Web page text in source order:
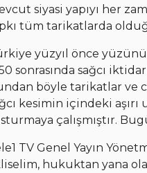
siyasi yapıyı her
tüm tarikatlarda
yüzyıl önce
sonrasında sağcı
böyle tarikatlar ve
kesimin içindeki
çalışmıştır.
TV Genel Yayın
hukuktan yana